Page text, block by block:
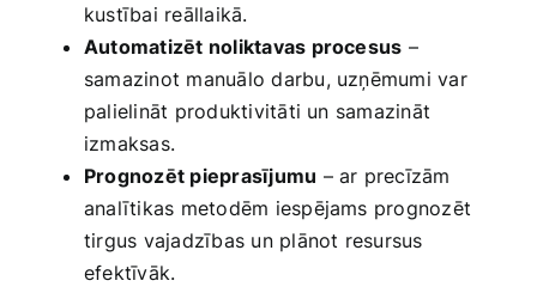
kustībai reāllaikā.
Automatizēt noliktavas procesus –
samazinot manuālo ‌darbu, uzņēmumi var
palielināt produktivitāti un samazināt
izmaksas.
Prognozēt pieprasījumu – ar precīzām​
analītikas metodēm iespējams prognozēt
tirgus vajadzības un plānot resursus
efektīvāk.